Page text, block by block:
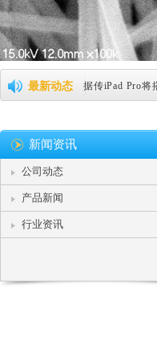
最新动态
纳米银线及相
纳米银将引领
据传iPad Pro
纳米银线助力
崇越新材料纳
美科学家研制
直久必弯，首
美公司发明柔
科学家在人的
新闻资讯
公司动态
产品新闻
行业资讯